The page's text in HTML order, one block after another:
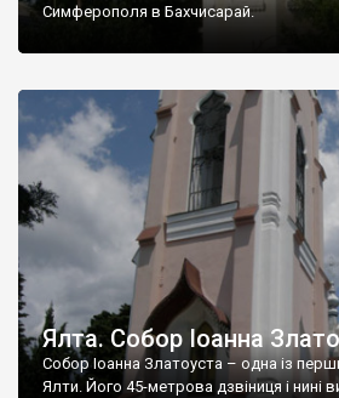
Симферополя в Бахчисарай.
Ялта. Собор Іоанна
Собор Іоанна Златоуста – одна із
Ялти. Його 45-метрова дзвіниця і нині